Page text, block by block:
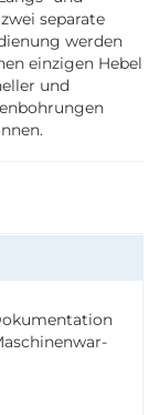
separate
werden
einzigen Hebel
und